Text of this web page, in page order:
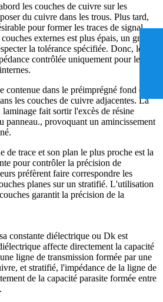
les couches de cuivre sur les
du cuivre dans les trous. Plus tard,
pour former les traces de signal.
externes est plus épais, un grand
la tolérance spécifiée. Donc, les
contrôlée uniquement pour les
dans le préimprégné fond et
les couches de cuivre adjacentes. La
fait sortir l'excès de résine
panneau., provoquant un amincissement
de trace et son plan le plus proche est la
pour contrôler la précision de
préfèrent faire correspondre les
planes sur un stratifié. L'utilisation
garantit la précision de la
constante diélectrique ou Dk est
affecte directement la capacité
ligne de transmission formée par une
et stratifié, l'impédance de la ligne de
de la capacité parasite formée entre